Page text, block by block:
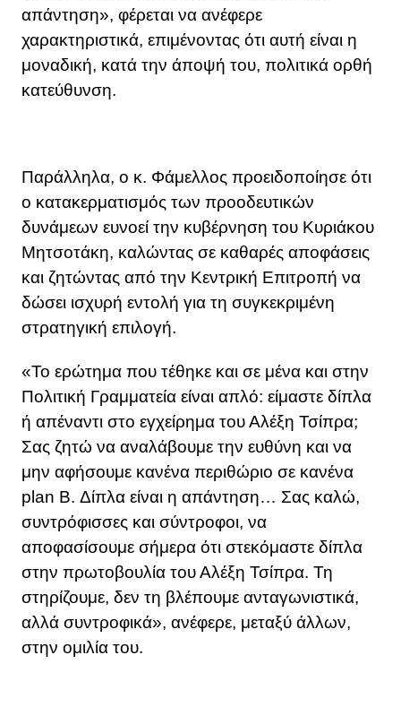
απάντηση», φέρεται να ανέφερε
χαρακτηριστικά, επιμένοντας ότι αυτή είναι η
μοναδική, κατά την άποψή του, πολιτικά ορθή
κατεύθυνση.
Παράλληλα, ο κ. Φάμελλος προειδοποίησε ότι
ο κατακερματισμός των προοδευτικών
δυνάμεων ευνοεί την κυβέρνηση του Κυριάκου
Μητσοτάκη, καλώντας σε καθαρές αποφάσεις
και ζητώντας από την Κεντρική Επιτροπή να
δώσει ισχυρή εντολή για τη συγκεκριμένη
στρατηγική επιλογή.
«Το ερώτημα που τέθηκε και σε μένα και στην
Πολιτική Γραμματεία είναι απλό: είμαστε δίπλα
ή απέναντι στο εγχείρημα του Αλέξη Τσίπρα;
Σας ζητώ να αναλάβουμε την ευθύνη και να
μην αφήσουμε κανένα περιθώριο σε κανένα
plan B. Δίπλα είναι η απάντηση… Σας καλώ,
συντρόφισσες και σύντροφοι, να
αποφασίσουμε σήμερα ότι στεκόμαστε δίπλα
στην πρωτοβουλία του Αλέξη Τσίπρα. Τη
στηρίζουμε, δεν τη βλέπουμε ανταγωνιστικά,
αλλά συντροφικά», ανέφερε, μεταξύ άλλων,
στην ομιλία του.